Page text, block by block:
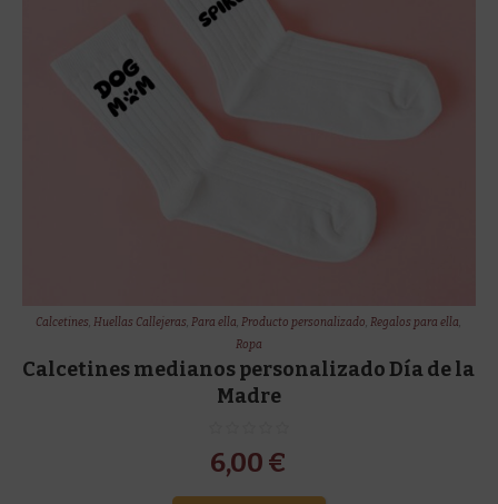
Calcetines,Huellas Callejeras,Para ella,Producto personalizado,Regalos para ella,
Ropa
Calcetines medianos personalizado Día de la
Madre
6,00 €